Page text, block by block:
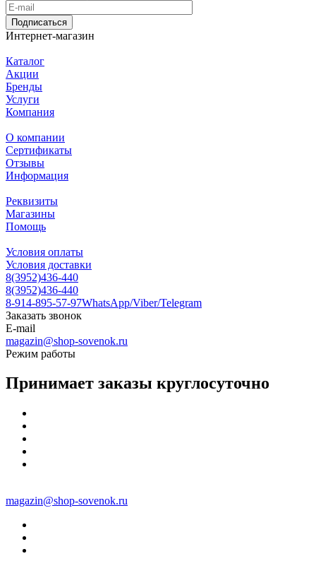
Подписаться
Интернет-магазин
Каталог
Акции
Бренды
Услуги
Компания
О компании
Сертификаты
Отзывы
Информация
Реквизиты
Магазины
Помощь
Условия оплаты
Условия доставки
8(3952)436-440
8(3952)436-440
8-914-895-57-97WhatsApp/Viber/Telegram
Заказать звонок
E-mail
magazin@shop-sovenok.ru
Режим работы
Принимает заказы круглосуточно
magazin@shop-sovenok.ru